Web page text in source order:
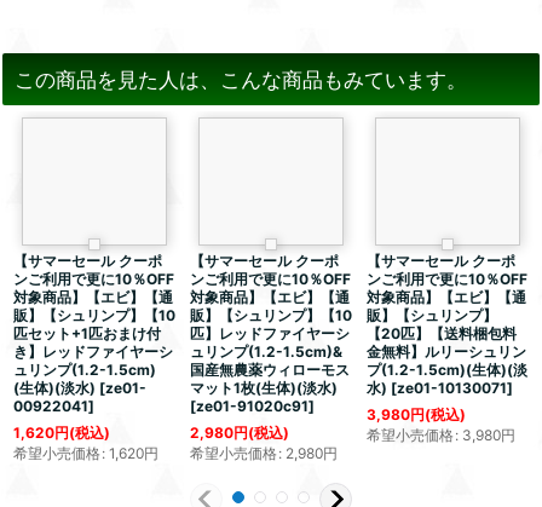
この商品を見た人は、こんな商品もみています。
【サマーセール クーポ
ンご利用で更に10％OFF
対象商品】【エビ】【通
販】【シュリンプ】【10
匹セット+1匹おまけ付
き】レッドファイヤーシ
ュリンプ(1.2-1.5cm)
(生体)(淡水) [ze01-
00922041]
1,620円(税込)
希望小売価格: 1,620円
【サマーセール クーポ
ンご利用で更に10％OFF
対象商品】【エビ】【通
販】【シュリンプ】【10
匹】レッドファイヤーシ
ュリンプ(1.2-1.5cm)&
国産無農薬ウィローモス
マット1枚(生体)(淡水)
[ze01-91020c91]
2,980円(税込)
希望小売価格: 2,980円
【サマーセール クーポ
ンご利用で更に10％OFF
対象商品】【エビ】【通
販】【シュリンプ】
【20匹】【送料梱包料
金無料】ルリーシュリン
プ(1.2-1.5cm)(生体)(淡
水) [ze01-10130071]
3,980円(税込)
希望小売価格: 3,980円